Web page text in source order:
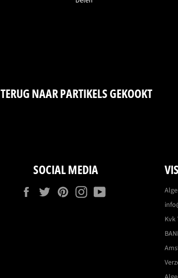
TERUG NAAR PARTIKELS GEKOOKT
SOCIAL MEDIA
FacebookTwitterPinterestInstagram
Kvk